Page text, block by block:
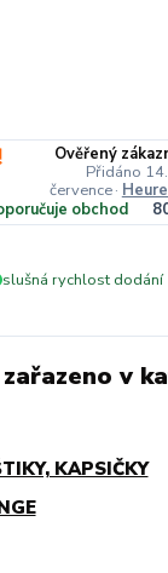
Ověřený
Přidáno 14.
července·
obchod
slušná rychlost dodání
v
KAPSIČKY